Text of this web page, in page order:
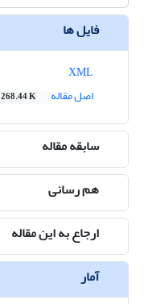
فایل ها
اصل مقاله
268.44 K
سابقه مقاله
هم رسانی
ارجاع به این مقاله
آمار